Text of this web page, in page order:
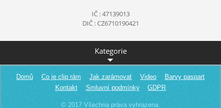
IČ : 47139013
DIČ : CZ6710190421
Kategorie
Domů Co je clip rám Jak zarámovat Video
Barvy paspart
Kontakt
Smluvní podmínky GDPR
© 2017 Všechna práva vyhrazena.